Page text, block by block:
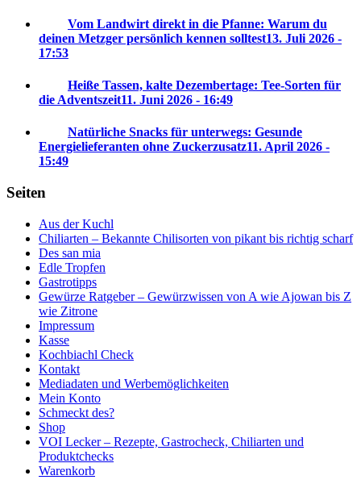
Vom Landwirt direkt in die Pfanne: Warum du
deinen Metzger persönlich kennen solltest13. Juli 2026 -
17:53
Heiße Tassen, kalte Dezembertage: Tee-Sorten für
die Adventszeit11. Juni 2026 - 16:49
Natürliche Snacks für unterwegs: Gesunde
Energielieferanten ohne Zuckerzusatz11. April 2026 -
15:49
Seiten
Aus der Kuchl
Chiliarten – Bekannte Chilisorten von pikant bis richtig scharf
Des san mia
Edle Tropfen
Gastrotipps
Gewürze Ratgeber – Gewürzwissen von A wie Ajowan bis Z
wie Zitrone
Impressum
Kasse
Kochbiachl Check
Kontakt
Mediadaten und Werbemöglichkeiten
Mein Konto
Schmeckt des?
Shop
VOI Lecker – Rezepte, Gastrocheck, Chiliarten und
Produktchecks
Warenkorb